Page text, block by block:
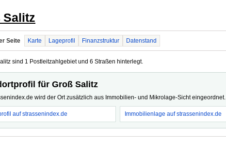
Salitz
Seite Karte Lageprofil Finanzstruktur Datenstand
sind 1 Postleitzahlgebiet und 6 Straßen hinterlegt.
für Groß Salitz
wird der Ort zusätzlich aus Immobilien- und Mikrolage-Sicht eingeordnet.
auf strassenindex.de Immobilienlage auf strassenindex.de